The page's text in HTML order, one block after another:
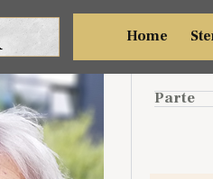
Home
Parte